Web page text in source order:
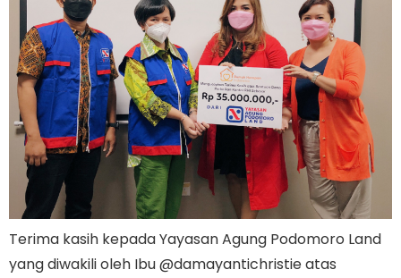
Terima kasih kepada Yayasan Agung Podomoro Land
yang diwakili oleh Ibu @damayantichristie atas